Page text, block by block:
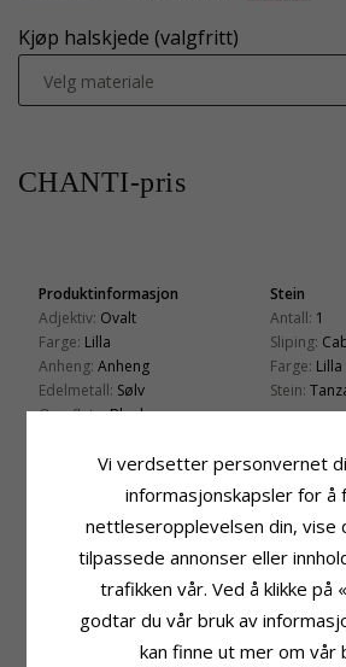
Kjøp halskjede (valgfritt)
Velg materiale
CHANTI-pris
Produktinformasjon
Adjektiv: Ovalt
Farge: Lilla
Anheng: Anheng
Edelmetall: Sølv
Overflate:Blank
Stein
Antall: 1
Sliping:
Farge: Lilla
Stein:
Bredde:
Leveringstid: Ca. 5-10 Hverdager
KUNDER KJØPER
Vi verdsetter personvernet
informasjonskapsler for å
nettleseropplevelsen din, vise
tilpassede annonser eller
trafikken vår. Ved å klikke på
godtar du vår bruk av
kan finne ut mer om vår